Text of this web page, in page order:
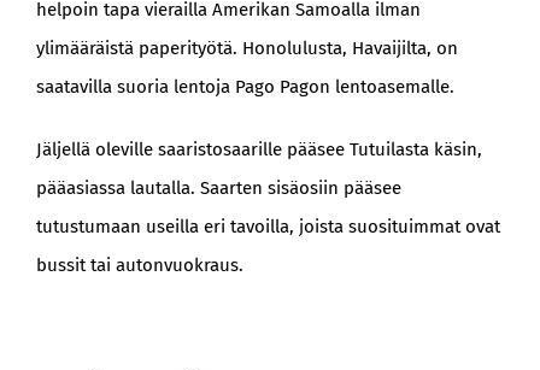
helpoin tapa vierailla Amerikan Samoalla ilman
ylimääräistä paperityötä. Honolulusta, Havaijilta, on
saatavilla suoria lentoja Pago Pagon lentoasemalle.
Jäljellä oleville saaristosaarille pääsee Tutuilasta käsin,
pääasiassa lautalla. Saarten sisäosiin pääsee
tutustumaan useilla eri tavoilla, joista suosituimmat ovat
bussit tai autonvuokraus.